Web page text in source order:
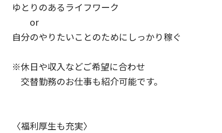
ゆとりのあるライフワーク
or
自分のやりたいことのためにしっかり稼ぐ
※休日や収入などご希望に合わせ
交替勤務のお仕事も紹介可能です。
〈福利厚生も充実〉